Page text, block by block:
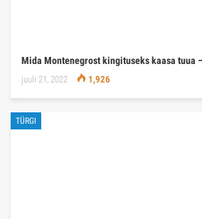
Mida Montenegrost kingituseks kaasa tuua
juuli 21, 2022 1,926
TÜRGI